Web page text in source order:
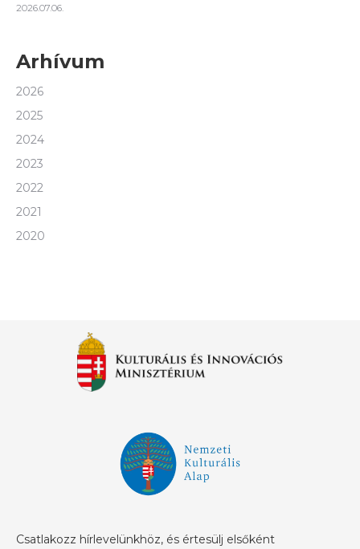
2026.07.06.
Arhívum
2026
2025
2024
2023
2022
2021
2020
Csatlakozz hírlevelünkhöz, és értesülj elsőként